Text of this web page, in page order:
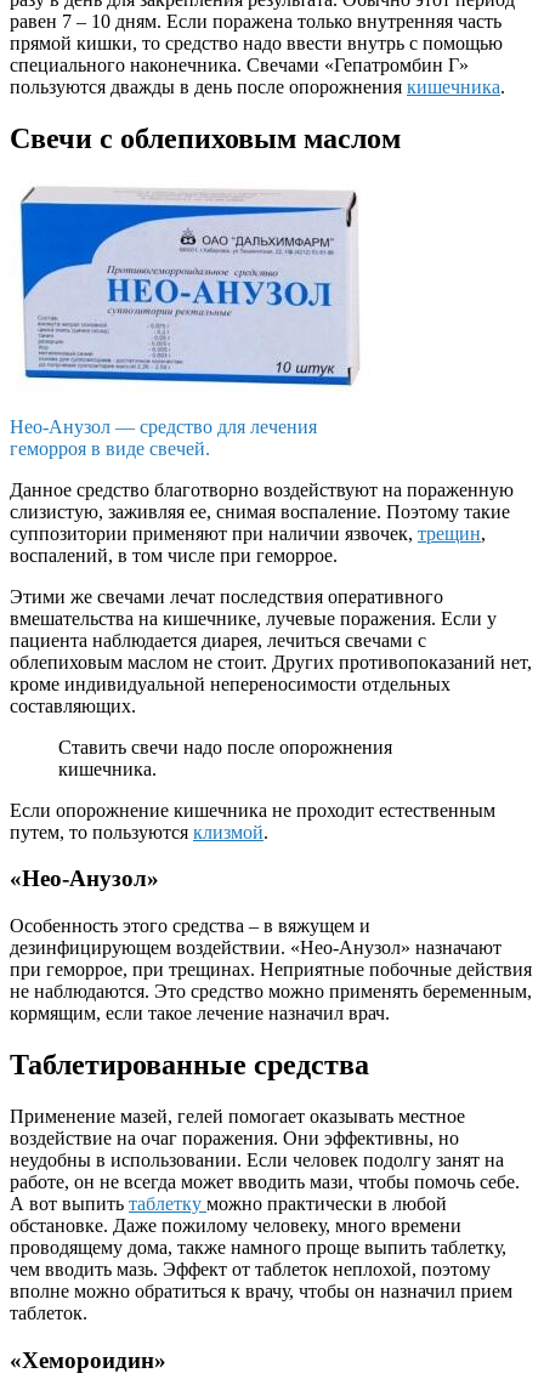
равен 7 – 10 дням. Если поражена только внутренняя часть
прямой кишки, то средство надо ввести внутрь с помощью
специального наконечника. Свечами «Гепатромбин Г»
пользуются дважды в день после опорожнения кишечника.
Свечи с облепиховым маслом
Нео-Анузол — средство для лечения
геморроя в виде свечей.
Данное средство благотворно воздействуют на пораженную
слизистую, заживляя ее, снимая воспаление. Поэтому такие
суппозитории применяют при наличии язвочек, трещин,
воспалений, в том числе при геморрое.
Этими же свечами лечат последствия оперативного
вмешательства на кишечнике, лучевые поражения. Если у
пациента наблюдается диарея, лечиться свечами с
облепиховым маслом не стоит. Других противопоказаний нет,
кроме индивидуальной непереносимости отдельных
составляющих.
Ставить свечи надо после опорожнения
кишечника.
Если опорожнение кишечника не проходит естественным
путем, то пользуются клизмой.
«Нео-Анузол»
Особенность этого средства – в вяжущем и
дезинфицирующем воздействии. «Нео-Анузол» назначают
при геморрое, при трещинах. Неприятные побочные действия
не наблюдаются. Это средство можно применять беременным,
кормящим, если такое лечение назначил врач.
Таблетированные средства
Применение мазей, гелей помогает оказывать местное
воздействие на очаг поражения. Они эффективны, но
неудобны в использовании. Если человек подолгу занят на
работе, он не всегда может вводить мази, чтобы помочь себе.
А вот выпить таблетку можно практически в любой
обстановке. Даже пожилому человеку, много времени
проводящему дома, также намного проще выпить таблетку,
чем вводить мазь. Эффект от таблеток неплохой, поэтому
вполне можно обратиться к врачу, чтобы он назначил прием
таблеток.
«Хемороидин»